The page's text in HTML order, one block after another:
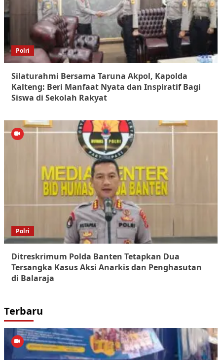
Polri
Silaturahmi Bersama Taruna Akpol, Kapolda
Kalteng: Beri Manfaat Nyata dan Inspiratif Bagi
Siswa di Sekolah Rakyat
Polri
Ditreskrimum Polda Banten Tetapkan Dua
Tersangka Kasus Aksi Anarkis dan Penghasutan
di Balaraja
Terbaru